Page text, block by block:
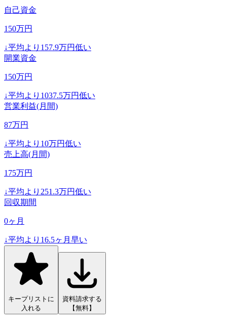
自己資金
150万円
↓平均より 157.9万円低い
開業資金
150万円
↓平均より 1037.5万円低い
営業利益(月間)
87万円
↓平均より 10万円低い
売上高(月間)
175万円
↓平均より 251.3万円低い
回収期間
0ヶ月
↓平均より 16.5ヶ月早い
キープリストに
入れる
資料請求する
【無料】